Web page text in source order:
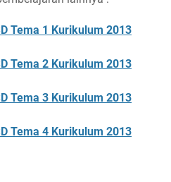
Tema 1 Kurikulum 2013
Tema 2 Kurikulum 2013
Tema 3 Kurikulum 2013
Tema 4 Kurikulum 2013